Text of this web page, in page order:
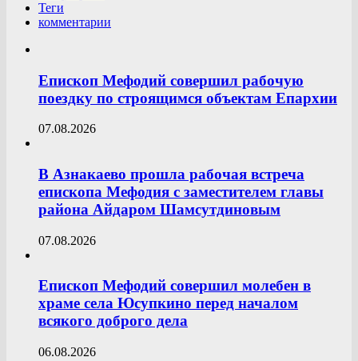
Теги
комментарии
Епископ Мефодий совершил рабочую
поездку по строящимся объектам Епархии
07.08.2026
В Азнакаево прошла рабочая встреча
епископа Мефодия с заместителем главы
района Айдаром Шамсутдиновым
07.08.2026
Епископ Мефодий совершил молебен в
храме села Юсупкино перед началом
всякого доброго дела
06.08.2026